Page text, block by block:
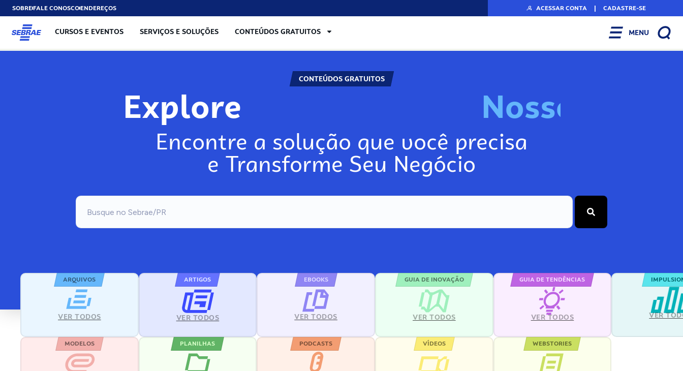
SOBREFALE CONOSCOENDEREÇOS ACESSAR CONTA | CADASTRE-SE
CURSOS E EVENTOS SERVIÇOS E SOLUÇÕES CONTEÚDOS GRATUITOS MENU
CONTEÚDOS GRATUITOS
Explore Nosso
Encontre a solução que você precisa
e Transforme Seu Negócio
ARQUIVOS
VER TODOS
ARTIGOS
VER TODOS
EBOOKS
VER TODOS
GUIA DE INOVAÇÃO
VER TODOS
GUIA DE TENDÊNCIAS
VER TODOS VER
MODELOS PLANILHAS PODCASTS VÍDEOS WEBSTORIES